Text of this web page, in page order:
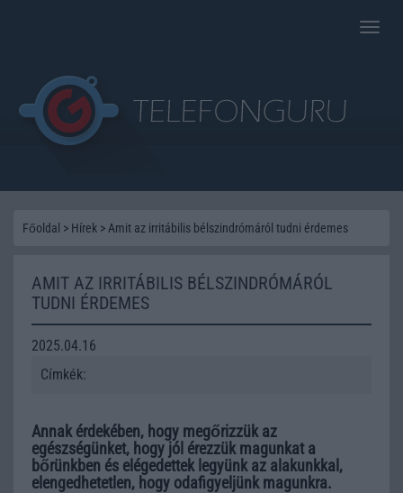
Toggle
Főoldal > Hírek > Amit az irritábilis bélszindrómáról tudni érdemes
AMIT AZ IRRITÁBILIS BÉLSZINDRÓMÁRÓL
TUDNI ÉRDEMES
2025.04.16
Címkék:
Annak érdekében, hogy megőrizzük az
egészségünket, hogy jól érezzük magunkat a
bőrünkben és elégedettek legyünk az alakunkkal,
elengedhetetlen, hogy odafigyeljünk magunkra.